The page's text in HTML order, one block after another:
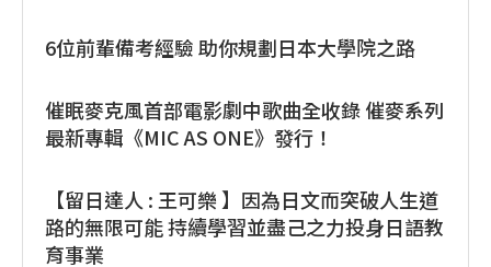
6位前輩備考經驗 助你規劃日本大學院之路
催眠麥克風首部電影劇中歌曲全收錄 催麥系列
最新專輯《MIC AS ONE》發行！
【留日達人 : 王可樂 】因為日文而突破人生道
路的無限可能 持續學習並盡己之力投身日語教
育事業